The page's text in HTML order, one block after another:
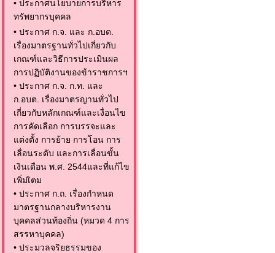
• ประกาศนโยบายการบริหาร
ทรัพยากรบุคคล
• ประกาศ ก.จ. และ ก.อบต.
เรื่องมาตรฐานทั่วไปเกี่ยวกับ
เกณฑ์และวิธีการประเมินผล
การปฏิบัติงานของข้าราชการฯ
• ประกาศ ก.จ. ก.ท. และ
ก.อบต. เรื่องมาตรญานทั่วไป
เกี่ยวกับหลักเกณฑ์และเงื่อนไข
การคัดเลือก การบรรจะและ
แต่งตั้ง การย้าย การโอน การ
เลื่อนระดับ และการเลื่อนขั้น
เงินเดือน พ.ศ. 2544และที่แก้ไข
เพิ่มเิตม
• ประกาศ ก.ถ. เรื่องกำหนด
มาตรฐานกลางบริหารงาน
บุคคลส่วนท้องถิ่น (หมวด 4 การ
สรรหาบุคคล)
• ประมวลจริยธรรมของ